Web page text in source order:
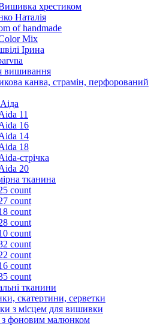
хрестиком
Наталія
of handmade
Mix
Ірина
вишивання
канва, страмін, перфорований
11
16
14
18
стрічка
20
тканина
count
count
count
count
count
count
count
count
count
тканини
скатертини, серветки
з місцем для вишивки
з фоновим малюнком